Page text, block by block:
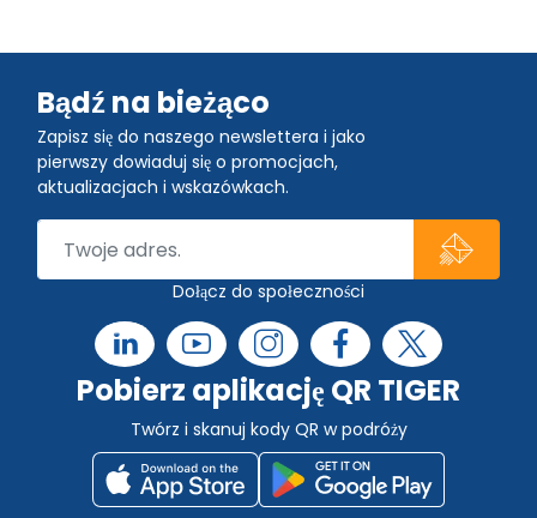
Bądź na bieżąco
Zapisz się do naszego newslettera i jako
pierwszy dowiaduj się o promocjach,
aktualizacjach i wskazówkach.
Dołącz do społeczności
Pobierz aplikację QR TIGER
Twórz i skanuj kody QR w podróży